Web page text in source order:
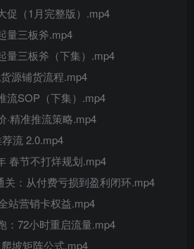
促（1月完整版）.mp4
量三板斧.mp4
量三板斧（下集）.mp4
源铺货流程.mp4
流SOP（下集）.mp4
·精准推流策略.mp4
流 2.0.mp4
春节不打烊规划.mp4
关：从付费亏损到盈利闭环.mp4
站营销卡权益.mp4
：72小时重启流量.mp4
坡矩阵公式.mp4